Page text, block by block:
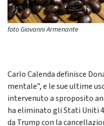
foto Giovanni Armenante
Carlo Calenda definisce
mentale”, e le sue ultime
intervenuto a sproposito
ha eliminato gli Stati Uniti
da Trump con la